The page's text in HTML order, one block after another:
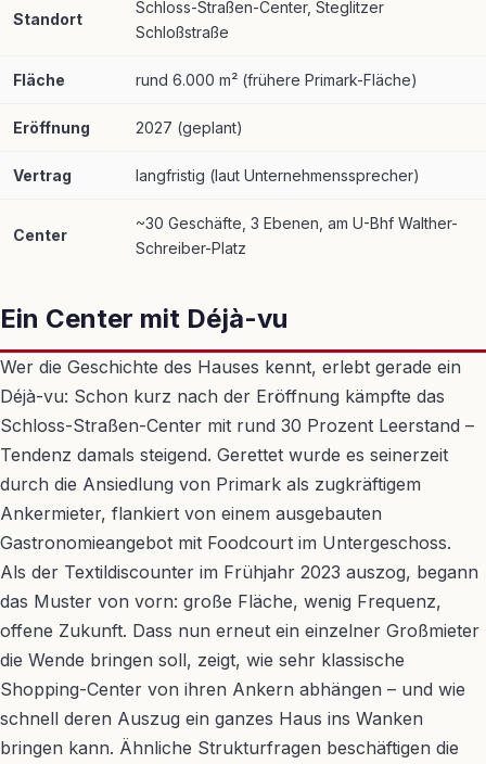
Standort
Schloss-Straßen-Center, Steglitzer
Schloßstraße
Fläche rund 6.000 m² (frühere Primark-Fläche)
Eröffnung 2027 (geplant)
Vertrag langfristig (laut Unternehmenssprecher)
Center
~30 Geschäfte, 3 Ebenen, am U-Bhf Walther-
Schreiber-Platz
Ein Center mit Déjà-vu
Wer die Geschichte des Hauses kennt, erlebt gerade ein
Déjà-vu: Schon kurz nach der Eröffnung kämpfte das
Schloss-Straßen-Center mit rund 30 Prozent Leerstand –
Tendenz damals steigend. Gerettet wurde es seinerzeit
durch die Ansiedlung von Primark als zugkräftigem
Ankermieter, flankiert von einem ausgebauten
Gastronomieangebot mit Foodcourt im Untergeschoss.
Als der Textildiscounter im Frühjahr 2023 auszog, begann
das Muster von vorn: große Fläche, wenig Frequenz,
offene Zukunft. Dass nun erneut ein einzelner Großmieter
die Wende bringen soll, zeigt, wie sehr klassische
Shopping-Center von ihren Ankern abhängen – und wie
schnell deren Auszug ein ganzes Haus ins Wanken
bringen kann. Ähnliche Strukturfragen beschäftigen die